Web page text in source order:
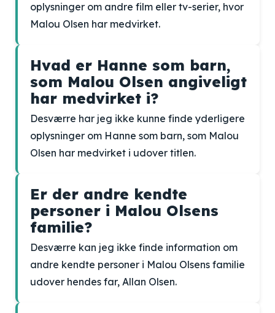
oplysninger om andre film eller tv-serier, hvor
Malou Olsen har medvirket.
Hvad er Hanne som barn,
som Malou Olsen angiveligt
har medvirket i?
Desværre har jeg ikke kunne finde yderligere
oplysninger om Hanne som barn, som Malou
Olsen har medvirket i udover titlen.
Er der andre kendte
personer i Malou Olsens
familie?
Desværre kan jeg ikke finde information om
andre kendte personer i Malou Olsens familie
udover hendes far, Allan Olsen.